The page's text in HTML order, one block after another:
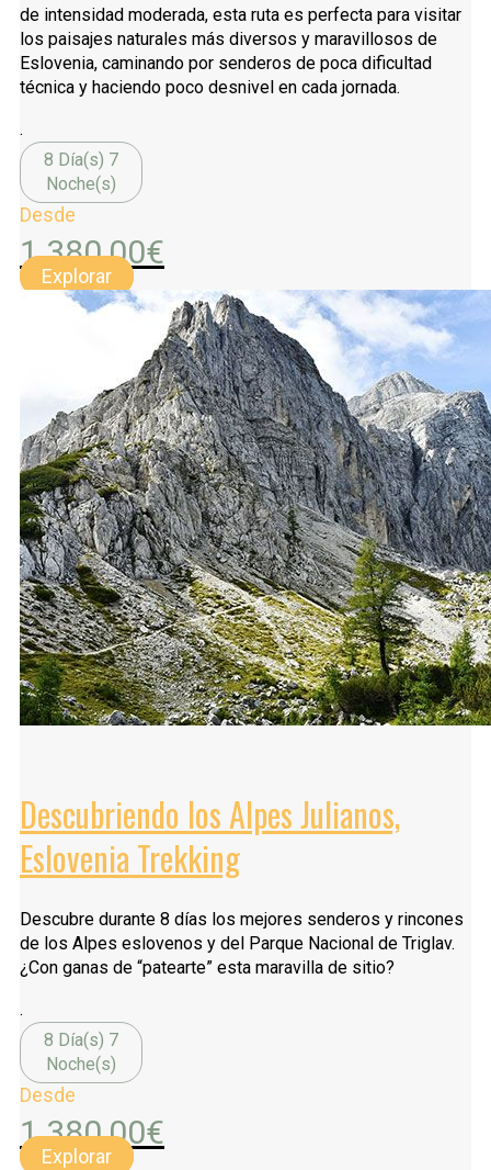
de intensidad moderada, esta ruta es perfecta para visitar
los paisajes naturales más diversos y maravillosos de
Eslovenia, caminando por senderos de poca dificultad
técnica y haciendo poco desnivel en cada jornada.
.
8 Día(s) 7
Noche(s)
Desde
1.380,00€
Explorar
Descubriendo los Alpes Julianos,
Eslovenia Trekking
Descubre durante 8 días los mejores senderos y rincones
de los Alpes eslovenos y del Parque Nacional de Triglav.
¿Con ganas de “patearte” esta maravilla de sitio?
.
8 Día(s) 7
Noche(s)
Desde
1.380,00€
Explorar